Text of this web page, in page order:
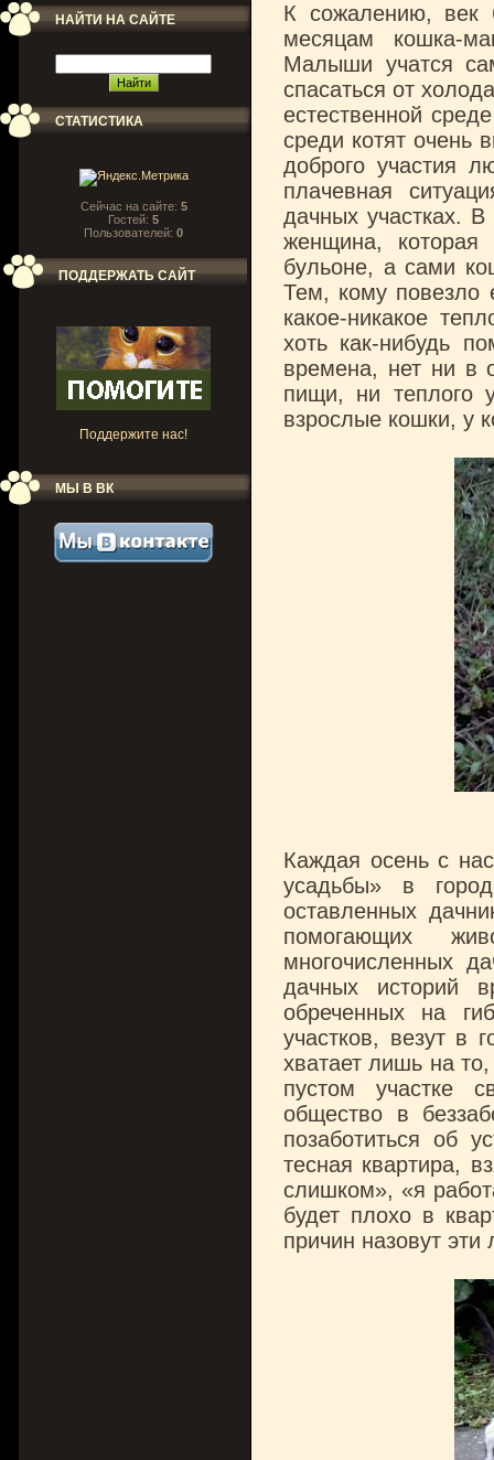
НАЙТИ НА САЙТЕ
СТАТИСТИКА
Сейчас на сайте: 5
Гостей: 5
Пользователей: 0
ПОДДЕРЖАТЬ САЙТ
Поддержите нас!
МЫ В ВК
К сожалению, век
месяцам кошка-
Малыши учатся
спасаться от
естественной
среди котят очень
доброго участия
плачевная
дачных участках.
женщина,
бульоне, а сами
Тем, кому повезло
какое-никакое
хоть как-нибудь
времена, нет ни в
пищи, ни теплого
взрослые кошки, у
Каждая осень с
усадьбы» в
оставленных
помогающих
многочисленных
дачных историй
обреченных на
участков, везут
хватает лишь на
пустом участке
общество в
позаботиться об
тесная квартира,
слишком», «я
будет плохо в
причин назовут